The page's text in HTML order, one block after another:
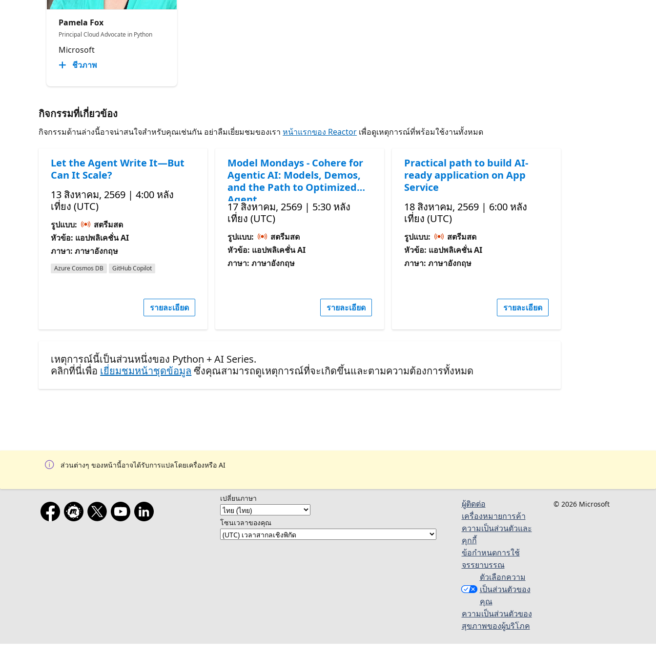
Pamela Fox
Principal Cloud Advocate in Python
Microsoft
ชีวภาพ
กิจกรรมที่เกี่ยวข้อง
กิจกรรมด้านล่างนี้อาจน่าสนใจสําหรับคุณเช่นกัน อย่าลืมเยี่ยมชมของเราหน้าแรกของ Reactor เพื่อดูเหตุการณ์ที่พร้อมใช้งานทั้งหมด
Let the Agent Write It—But
Can It Scale?
13 สิงหาคม, 2569 | 4:00 หลัง
เที่ยง (UTC)
รูปแบบ:
สตรีมสด
หัวข้อ: แอปพลิเคชั่น AI
ภาษา: ภาษาอังกฤษ
Azure Cosmos DB GitHub Copilot
รายละเอียด
Model Mondays - Cohere for
Agentic AI: Models, Demos,
and the Path to Optimized
Agent
17 สิงหาคม, 2569 | 5:30 หลัง
เที่ยง (UTC)
รูปแบบ:
สตรีมสด
หัวข้อ: แอปพลิเคชั่น AI
ภาษา: ภาษาอังกฤษ
รายละเอียด
Practical path to build AI-
ready application on App
Service
18 สิงหาคม, 2569 | 6:00 หลัง
เที่ยง (UTC)
รูปแบบ:
สตรีมสด
หัวข้อ: แอปพลิเคชั่น AI
ภาษา: ภาษาอังกฤษ
รายละเอียด
เหตุการณ์นี้เป็นส่วนหนึ่งของ Python + AI Series.
คลิกที่นี่เพื่อ เยี่ยมชมหน้าชุดข้อมูล ซึ่งคุณสามารถดูเหตุการณ์ที่จะเกิดขึ้นและตามความต้องการทั้งหมด
ส่วนต่างๆ ของหน้านี้อาจได้รับการแปลโดยเครื่องหรือ AI
เปลี่ยนภาษา
โซนเวลาของคุณ
ผู้ติดต่อ
เครื่องหมายการค้า
ความเป็นส่วนตัวและ
คุกกี้
ข้อกำหนดการใช้
จรรยาบรรณ
ตัวเลือกความ
เป็นส่วนตัวของ
คุณ
ความเป็นส่วนตัวของ
สุขภาพของผู้บริโภค
© 2026 Microsoft